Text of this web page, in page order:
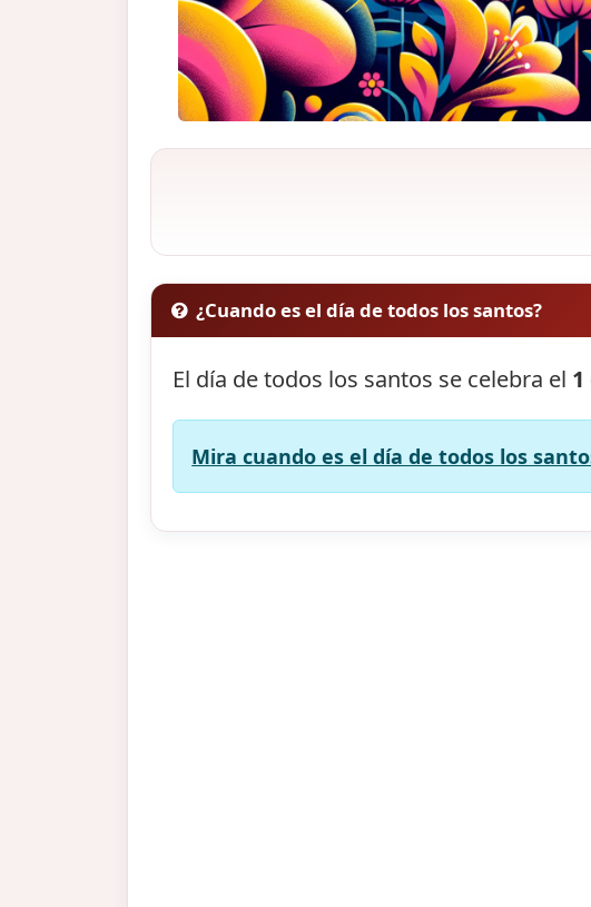
¿Cuando es el día de todos los santos?
El día de todos los santos se celebra el
Mira cuando es el día de todos los